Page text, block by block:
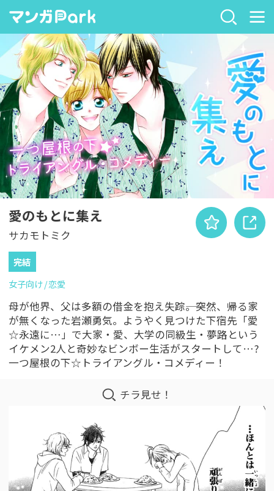
愛のもとに集え
サカモトミク
完結
女子向け 恋愛
母が他界、父は多額の借金を抱え失踪――。突然、帰る家
が無くなった岩瀬勇気。ようやく見つけた下宿先「愛
☆永遠に…」で大家・愛、大学の同級生・夢路という
イケメン2人と奇妙なビンボー生活がスタートして…?
一つ屋根の下☆トライアングル・コメディー！
チラ見せ！